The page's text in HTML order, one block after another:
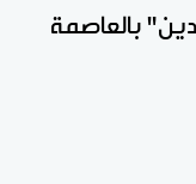
بالعاصمة